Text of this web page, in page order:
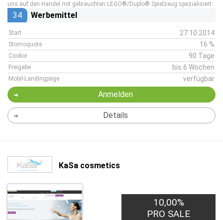
uns auf den Handel mit gebrauchten LEGO®/Duplo® Spielzeug spezialisiert.
34 Werbemittel
Start 27.10.2014
Stornoquote 16 %
Cookie 90 Tage
Freigabe bis 6 Wochen
Mobil-Landingpage verfügbar
Anmelden
Details
KaSa cosmetics
10,00%
PRO SALE